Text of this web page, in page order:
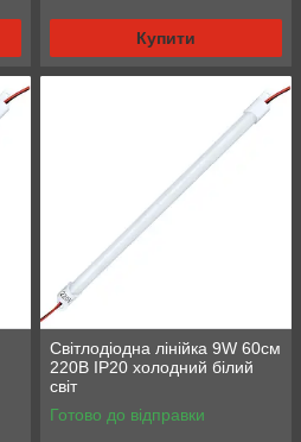
Купити
Світлодіодна лінійка 9W 60см
220В IP20 холодний білий
світ
Готово до відправки